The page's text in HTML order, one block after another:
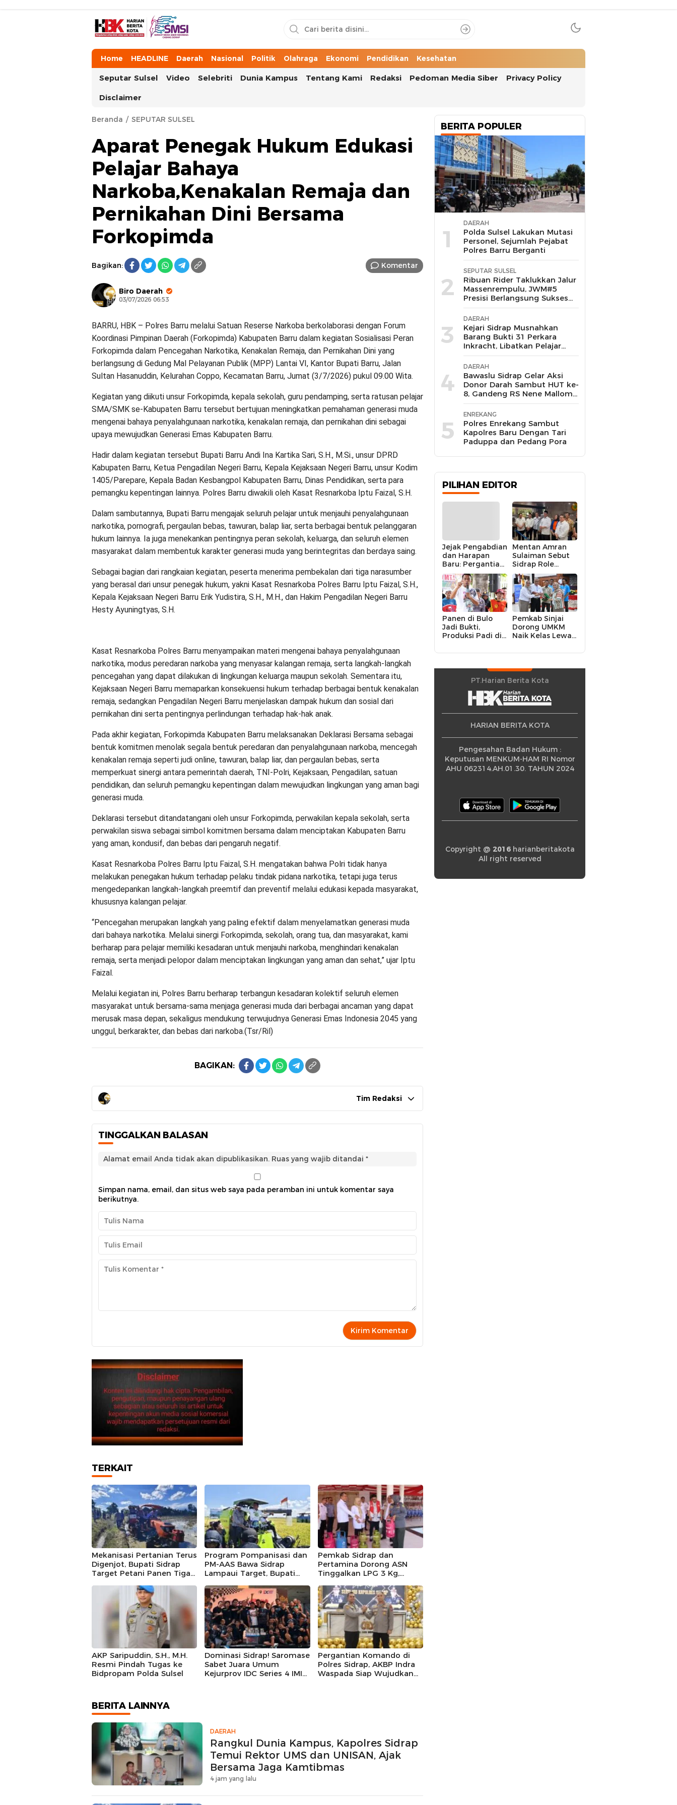
HarianBeritaKota
Mengabarkan Setiap Detil, Sudut, dan Cerita Kota
Home HEADLINE Daerah Nasional Politik Olahraga Ekonomi Pendidikan Kesehatan
Seputar Sulsel Video Selebriti Dunia Kampus Tentang Kami Redaksi Pedoman Media Siber Privacy Policy
Disclaimer
Beranda SEPUTAR SULSEL
Aparat Penegak Hukum Edukasi
Pelajar Bahaya
Narkoba,Kenakalan Remaja dan
Pernikahan Dini Bersama
Forkopimda
Bagikan: Komentar
Biro Daerah
03/07/2026 06:53
BARRU, HBK – Polres Barru melalui Satuan Reserse Narkoba berkolaborasi dengan Forum
Koordinasi Pimpinan Daerah (Forkopimda) Kabupaten Barru dalam kegiatan Sosialisasi Peran
Forkopimda dalam Pencegahan Narkotika, Kenakalan Remaja, dan Pernikahan Dini yang
berlangsung di Gedung Mal Pelayanan Publik (MPP) Lantai VI, Kantor Bupati Barru, Jalan
Sultan Hasanuddin, Kelurahan Coppo, Kecamatan Barru, Jumat (3/7/2026) pukul 09.00 Wita.
Kegiatan yang diikuti unsur Forkopimda, kepala sekolah, guru pendamping, serta ratusan pelajar
SMA/SMK se-Kabupaten Barru tersebut bertujuan meningkatkan pemahaman generasi muda
mengenai bahaya penyalahgunaan narkotika, kenakalan remaja, dan pernikahan dini sebagai
upaya mewujudkan Generasi Emas Kabupaten Barru.
Hadir dalam kegiatan tersebut Bupati Barru Andi Ina Kartika Sari, S.H., M.Si., unsur DPRD
Kabupaten Barru, Ketua Pengadilan Negeri Barru, Kepala Kejaksaan Negeri Barru, unsur Kodim
1405/Parepare, Kepala Badan Kesbangpol Kabupaten Barru, Dinas Pendidikan, serta para
pemangku kepentingan lainnya. Polres Barru diwakili oleh Kasat Resnarkoba Iptu Faizal, S.H.
Dalam sambutannya, Bupati Barru mengajak seluruh pelajar untuk menjauhi penyalahgunaan
narkotika, pornografi, pergaulan bebas, tawuran, balap liar, serta berbagai bentuk pelanggaran
hukum lainnya. Ia juga menekankan pentingnya peran sekolah, keluarga, dan seluruh elemen
masyarakat dalam membentuk karakter generasi muda yang berintegritas dan berdaya saing.
Sebagai bagian dari rangkaian kegiatan, peserta menerima pembekalan dari tiga narasumber
yang berasal dari unsur penegak hukum, yakni Kasat Resnarkoba Polres Barru Iptu Faizal, S.H.,
Kepala Kejaksaan Negeri Barru Erik Yudistira, S.H., M.H., dan Hakim Pengadilan Negeri Barru
Hesty Ayuningtyas, S.H.
Kasat Resnarkoba Polres Barru menyampaikan materi mengenai bahaya penyalahgunaan
narkotika, modus peredaran narkoba yang menyasar kalangan remaja, serta langkah-langkah
pencegahan yang dapat dilakukan di lingkungan keluarga maupun sekolah. Sementara itu,
Kejaksaan Negeri Barru memaparkan konsekuensi hukum terhadap berbagai bentuk kenakalan
remaja, sedangkan Pengadilan Negeri Barru menjelaskan dampak hukum dan sosial dari
pernikahan dini serta pentingnya perlindungan terhadap hak-hak anak.
Pada akhir kegiatan, Forkopimda Kabupaten Barru melaksanakan Deklarasi Bersama sebagai
bentuk komitmen menolak segala bentuk peredaran dan penyalahgunaan narkoba, mencegah
kenakalan remaja seperti judi online, tawuran, balap liar, dan pergaulan bebas, serta
memperkuat sinergi antara pemerintah daerah, TNI-Polri, Kejaksaan, Pengadilan, satuan
pendidikan, dan seluruh pemangku kepentingan dalam mewujudkan lingkungan yang aman bagi
generasi muda.
Deklarasi tersebut ditandatangani oleh unsur Forkopimda, perwakilan kepala sekolah, serta
perwakilan siswa sebagai simbol komitmen bersama dalam menciptakan Kabupaten Barru
yang aman, kondusif, dan bebas dari pengaruh negatif.
Kasat Resnarkoba Polres Barru Iptu Faizal, S.H. mengatakan bahwa Polri tidak hanya
melakukan penegakan hukum terhadap pelaku tindak pidana narkotika, tetapi juga terus
mengedepankan langkah-langkah preemtif dan preventif melalui edukasi kepada masyarakat,
khususnya kalangan pelajar.
“Pencegahan merupakan langkah yang paling efektif dalam menyelamatkan generasi muda
dari bahaya narkotika. Melalui sinergi Forkopimda, sekolah, orang tua, dan masyarakat, kami
berharap para pelajar memiliki kesadaran untuk menjauhi narkoba, menghindari kenakalan
remaja, serta menjadi pelopor dalam menciptakan lingkungan yang aman dan sehat,” ujar Iptu
Faizal.
Melalui kegiatan ini, Polres Barru berharap terbangun kesadaran kolektif seluruh elemen
masyarakat untuk bersama-sama menjaga generasi muda dari berbagai ancaman yang dapat
merusak masa depan, sekaligus mendukung terwujudnya Generasi Emas Indonesia 2045 yang
unggul, berkarakter, dan bebas dari narkoba.(Tsr/Ril)
BAGIKAN:
Tim Redaksi
TINGGALKAN BALASAN
Alamat email Anda tidak akan dipublikasikan. Ruas yang wajib ditandai *
Simpan nama, email, dan situs web saya pada peramban ini untuk komentar saya
berikutnya.
TERKAIT
Mekanisasi Pertanian Terus
Digenjot, Bupati Sidrap
Target Petani Panen Tiga
di Botto, 10,5 Hektare
Sawah Langsung Diolah
dengan Rotavator dan
Traktor
Program Pompanisasi dan
PM-AAS Bawa Sidrap
Lampaui Target, Bupati
bagi Petani Berprestasi
Pemkab Sidrap dan
Pertamina Dorong ASN
Tinggalkan LPG 3 Kg,
AKP Saripuddin, S.H., M.H.
Resmi Pindah Tugas ke
Bidpropam Polda Sulsel
Dominasi Sidrap! Saromase
Sabet Juara Umum
Kejurprov IDC Series 4 IMI
Pergantian Komando di
Polres Sidrap, AKBP Indra
Waspada Siap Wujudkan
BERITA LAINNYA
DAERAH
Rangkul Dunia Kampus, Kapolres Sidrap
Temui Rektor UMS dan UNISAN, Ajak
Bersama Jaga Kamtibmas
4 jam yang lalu
BERITA POPULER
1
DAERAH
Polda Sulsel Lakukan Mutasi
Personel, Sejumlah Pejabat
Polres Barru Berganti
2
SEPUTAR SULSEL
Ribuan Rider Taklukkan Jalur
Massenrempulu, JWM#5
Presisi Berlangsung Sukses
dan Kondusif
3
DAERAH
Kejari Sidrap Musnahkan
Barang Bukti 31 Perkara
Inkracht, Libatkan Pelajar
untuk Edukasi Bahaya
Narkoba
4
DAERAH
Bawaslu Sidrap Gelar Aksi
Donor Darah Sambut HUT ke-
8, Gandeng RS Nene Mallomo
dan Polres
5
ENREKANG
Polres Enrekang Sambut
Kapolres Baru Dengan Tari
Paduppa dan Pedang Pora
PILIHAN EDITOR
Jejak Pengabdian
dan Harapan
Baru: Pergantian
Kapolres Sidrap
dalam Perspektif
Karier Dua
Perwira
Mentan Amran
Sulaiman Sebut
Sidrap Role
Model Nasional
dalam Menjaga
Stabilitas Harga
Telur
Panen di Bulo
Jadi Bukti,
Produksi Padi di
Kecamatan
Rekor
Peningkatan
Pemkab Sinjai
Dorong UMKM
Naik Kelas Lewat
Strategis
PT.Harian Berita Kota
HARIAN BERITA KOTA
Pengesahan Badan Hukum :
Keputusan MENKUM-HAM RI Nomor
AHU 062314.AH.01.30. TAHUN 2024
Copyright @ 2016harianberitakota
All right reserved